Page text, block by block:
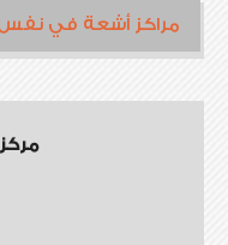
مراكز أشعة في نفس
مركز